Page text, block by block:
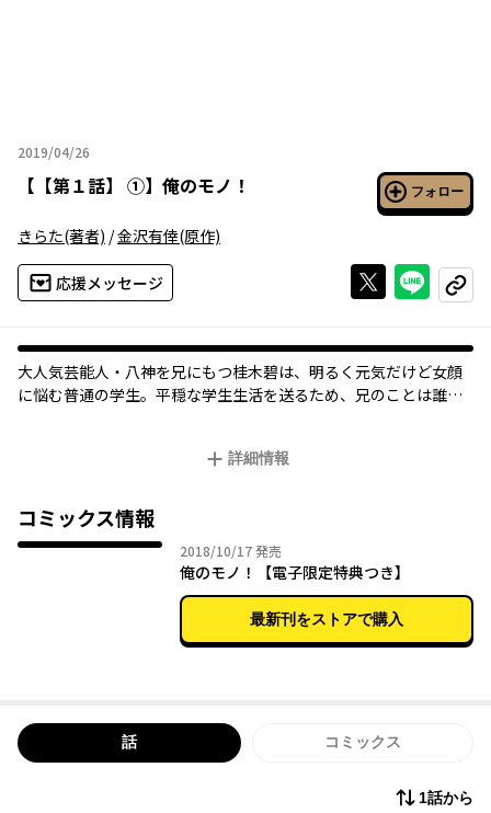
2019/04/26
2019年04月26日
【 【第１話】 ①】 俺のモノ！ フォロー
きらた(著者) /金沢有倖(原作)
応援メッセージ Xで投稿する
ライン
コピー
大人気芸能人・八神を兄にもつ桂木碧は、明るく元気だけど女顔
に悩む普通の学生。平穏な学生生活を送るため、兄のことは誰に
行動を逐一チェックしてくる八神本人。しかも最近では超過激な
に手を出してくる八神のマネージャーであり従兄弟の東三室と碧
の友人たちにも嫉妬した八神が、ついにキスと●●●をしてきて――!?
加えて、人気アーティスト羽鳥翔が、厄介なことに恋人候補宣言
をしてきたことで八神の逆鱗に触れてしまい…。
「兄が…っ、弟にこんなコト、していいのかよ……っ!?」
美形で聡明で大人気な義兄のイキすぎた独占欲で、オレ…このま
超キュートで超カゲキにＨ盛りだくさん！
詳細情報
コミックス情報
2018/10/172018年10月17日
発売
俺のモノ！【電子限定特典つき】
最新刊をストアで購入
話 コミックス
1話から